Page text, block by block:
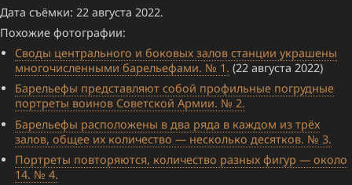
Дата съёмки: 22 августа 2022.
Похожие фотографии:
Своды центрального и боковых залов станции украшены
многочисленными барельефами. № 1. (22 августа 2022)
Барельефы представляют собой профильные погрудные
портреты воинов Советской Армии. № 2.
Барельефы расположены в два ряда в каждом из трёх
залов, общее их количество — несколько десятков. № 3.
Портреты повторяются, количество разных фигур — около
14. № 4.